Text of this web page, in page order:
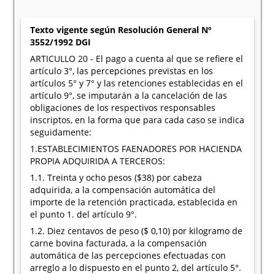
Texto vigente según Resolución General Nº
3552/1992 DGI
ARTICULLO 20 - El pago a cuenta al que se refiere el
artículo 3°, las percepciones previstas en los
artículos 5° y 7° y las retenciones establecidas en el
artículo 9°, se imputarán a la cancelación de las
obligaciones de los respectivos responsables
inscriptos, en la forma que para cada caso se indica
seguidamente:
1.ESTABLECIMIENTOS FAENADORES POR HACIENDA
PROPIA ADQUIRIDA A TERCEROS:
1.1. Treinta y ocho pesos ($38) por cabeza
adquirida, a la compensación automática del
importe de la retención practicada, establecida en
el punto 1. del artículo 9°.
1.2. Diez centavos de peso ($ 0,10) por kilogramo de
carne bovina facturada, a la compensación
automática de las percepciones efectuadas con
arreglo a lo dispuesto en el punto 2, del artículo 5°.